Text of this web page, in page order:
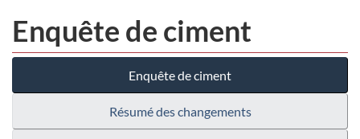
Enquête de ciment
Enquête de ciment
Résumé des changements